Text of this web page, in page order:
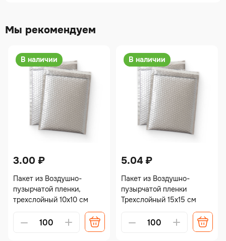
Мы рекомендуем
В наличии
3.00 ₽
Пакет из Воздушно-
пузырчатой пленки,
трехслойный 10х10 см
Alternative:
В наличии
5.04 ₽
Пакет из Воздушно-
пузырчатой пленки
Трехслойный 15х15 см
Alternative: